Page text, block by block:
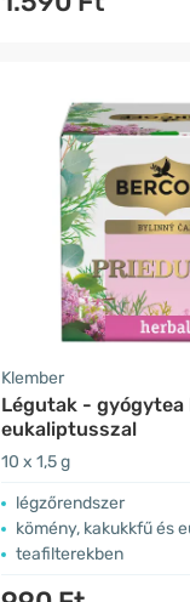
Klember
Légutak - gyógytea
eukaliptusszal
10 x 1,5 g
légzőrendszer
kömény, kakukkfű és
teafilterekben